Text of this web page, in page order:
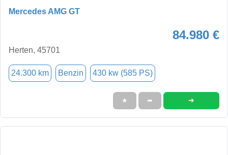
Mercedes AMG GT
84.980 €
Herten, 45701
24.300 km Benzin 430 kw (585 PS)
★ ➦ ➜